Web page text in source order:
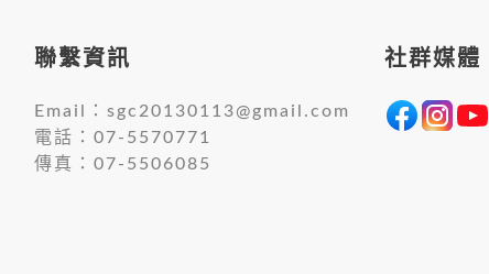
聯繫資訊
Email：sgc20130113@gmail.com
電話：07-5570771
傳真：07-5506085
社群媒體